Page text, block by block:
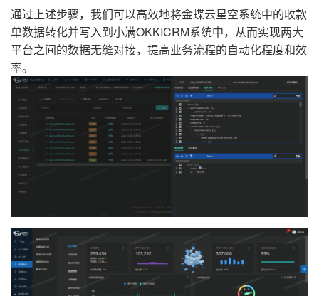
通过上述步骤，我们可以高效地将金蝶云星空系统中的收款
单数据转化并写入到小满OKKICRM系统中，从而实现两大
平台之间的数据无缝对接，提高业务流程的自动化程度和效
率。